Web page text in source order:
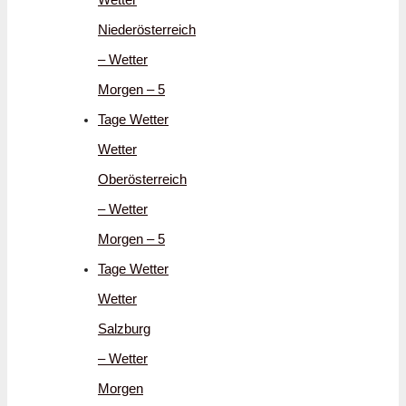
Niederösterreich
– Wetter
Morgen – 5
Tage Wetter
Wetter
Oberösterreich
– Wetter
Morgen – 5
Tage Wetter
Wetter
Salzburg
– Wetter
Morgen